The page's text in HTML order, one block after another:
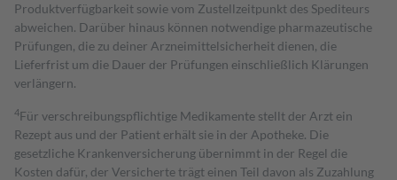
Produktverfügbarkeit sowie vom Zustellzeitpunkt des Spediteurs
abweichen. Darüber hinaus können notwendige pharmazeutische
Prüfungen, die zu deiner Arzneimittelsicherheit dienen, die
Lieferfrist um die Dauer der Prüfungen einschließlich Klärungen
verlängern.
4Für verschreibungspflichtige Medikamente stellt der Arzt ein
Rezept aus und der Patient erhält sie in der Apotheke. Die
gesetzliche Krankenversicherung übernimmt in der Regel die
Kosten dafür, der Versicherte trägt einen Teil davon als Zuzahlung